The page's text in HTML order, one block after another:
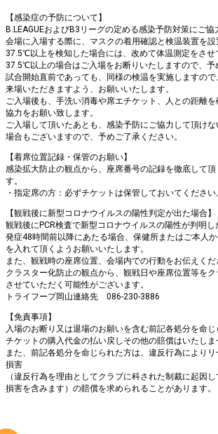
【感染症の予防について】
B.LEAGUEおよびB3リーグの定める感染予防対策にご協
会場に入場する際に、マスクの着用確認と検温装置を設
37.5℃以上を検知した場合には、改めて体温測定をさせ
37.5℃以上の場合はご入場をお断りいたしますので、予
試合開始直前であっても、同様の検温を実施しますの
来場いただきますよう、お願いいたします。
ご入場後も、手洗い消毒や席エチケット、人との距離
協力をお願い致します。
ご入場して頂いたあとも、感染予防にご協力して頂けな
場合もございますので、予めご了承ください。
【着席位置記録・保管のお願い】
感染拡大防止の観点から、座席番号の記録を徹底して頂
す。
・指定席の方：必ずチケットは保管しておいてください
【観戦後に新型コロナウイルスの陽性判定が出た場合】
観戦後にPCR検査で新型コロナウイルスの陽性が判明
発症48時間前以降にあたる場合、保健所またはご本人
を入れて頂くようお願いいたします。
また、観戦時の座席位置、会場内での行動をお伝えくだ
クラスター化防止の観点から、観戦日や座席位置等を
させていただく可能性がございます。
トライフープ岡山連絡先 086-230-3886
【免責事項】
入場のお断り又は退場のお願いを含む前記各処分を命じ
チケットの購入代金の払い戻しその他の賠償はいたしま
また、前記各処分を命じられた方は、違反行為により
損害
（違反行為を理由としてクラブに科された制裁に起因
損害を含みます）の賠償を求められることがあります。